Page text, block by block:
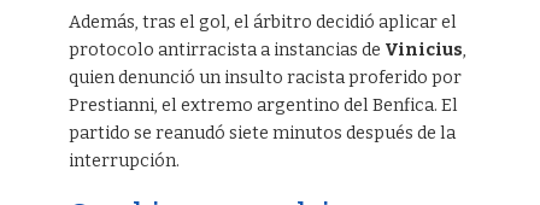
Además, tras el gol, el árbitro decidió aplicar el
protocolo antirracista a instancias de Vinicius,
quien denunció un insulto racista proferido por
Prestianni, el extremo argentino del Benfica. El
partido se reanudó siete minutos después de la
interrupción.